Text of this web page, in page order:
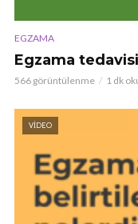
EGZAMA
Egzama tedavisi
566 görüntülenme 1 dk
VIDEO